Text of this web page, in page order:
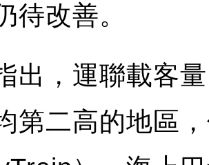
待改善。
出，運聯載客
第二高的地區